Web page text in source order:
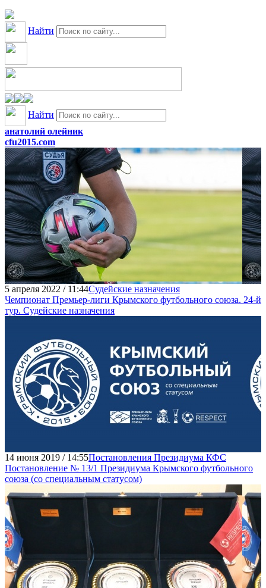
Найти
Найти
анатолий олейник
cfu2015.com
5 апреля 2022 / 11:44Судейские назначения
Чемпионат Премьер-лиги Крымского футбольного союза. 24-й
тур. Судейские назначения
14 июня 2019 / 14:55Постановления Президиума КФС
Постановление № 13/1 Президиума Крымского футбольного
союза (со специальным статусом)